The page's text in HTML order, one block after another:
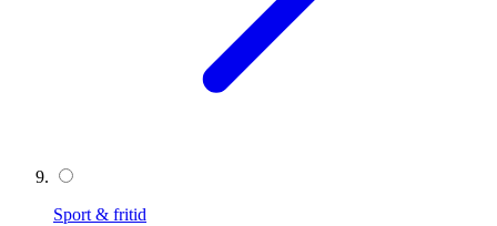
Sport & fritid